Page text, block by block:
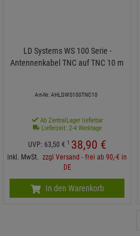
LD Systems WS 100 Serie -
Antennenkabel TNC auf TNC 10 m
Art-Nr. AHLDWS100TNC10
Ab ZentralLager lieferbar
Lieferzeit: 2-4 Werktage
UVP: 63,50 € 1 38,90 €
inkl. MwSt. zzgl Versand - frei ab 90,-€ in
DE
In den Warenkorb